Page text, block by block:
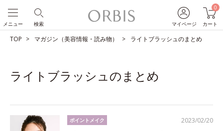
マイページ
0
カート
検索
メニュー
TOP マガジン（美容情報・読み物） ライトブラッシュのまとめ
ライトブラッシュのまとめ
2023/02/20
ポイントメイク